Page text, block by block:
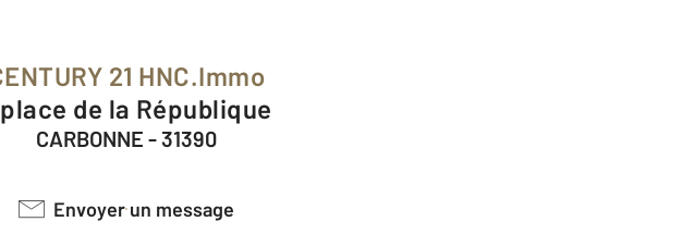
CENTURY 21 HNC.Immo
7 place de la République
CARBONNE - 31390
Envoyer un message